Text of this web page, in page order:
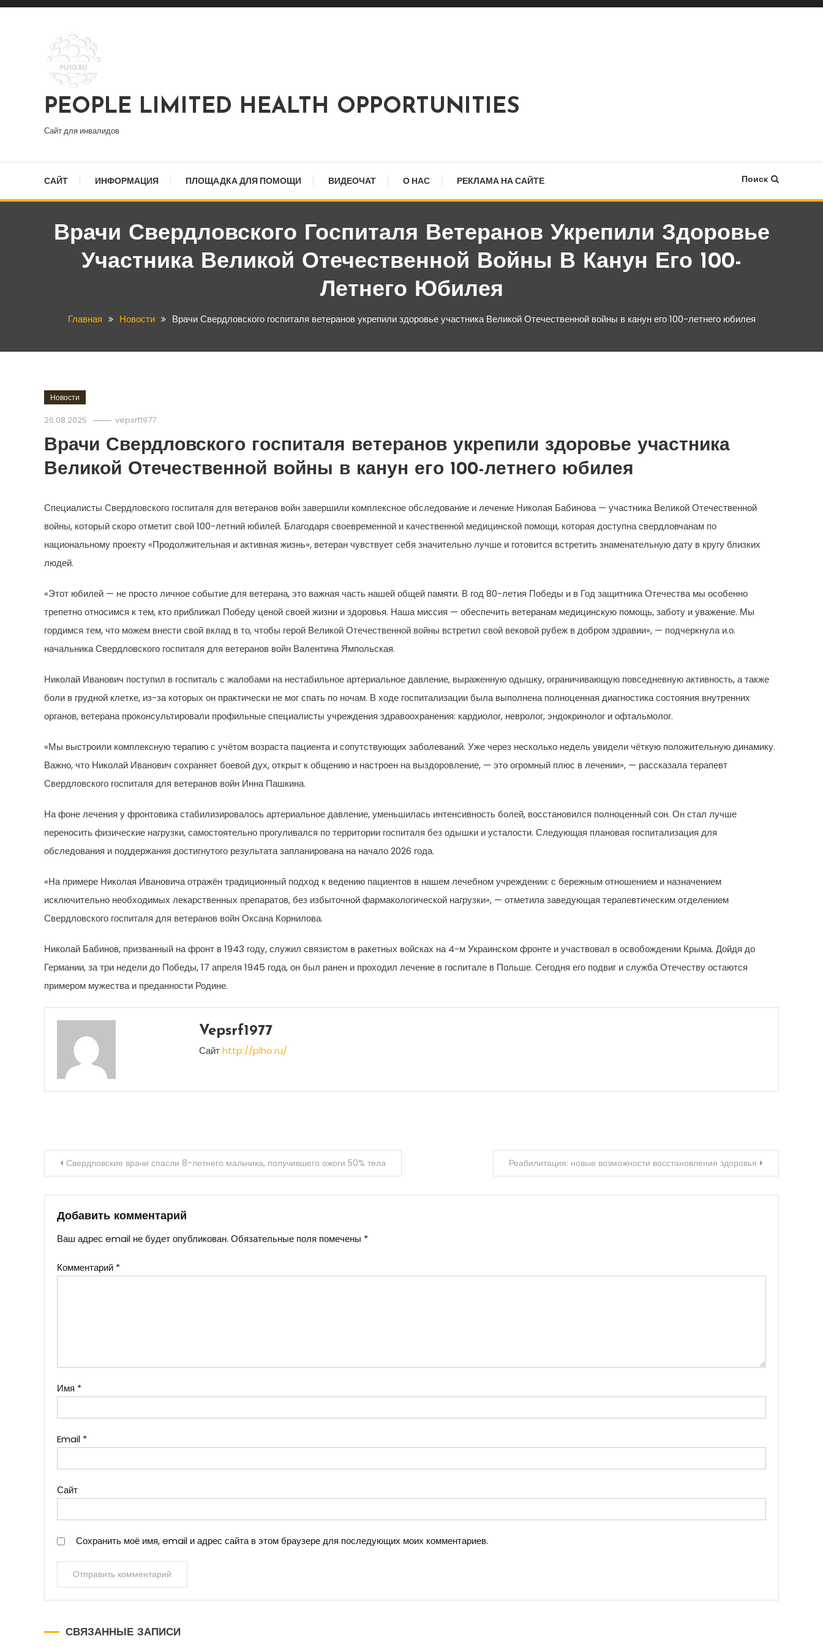
Перейти
содержимому
PEOPLE LIMITED HEALTH OPPORTUNITIES
Сайт для инвалидов
САЙТ ИНФОРМАЦИЯ ПЛОЩАДКА ДЛЯ ПОМОЩИ ВИДЕОЧАТ О НАС РЕКЛАМА НА САЙТЕ Поиск
Врачи Свердловского Госпиталя Ветеранов Укрепили Здоровье
Участника Великой Отечественной Войны В Канун Его 100-
Летнего Юбилея
Главная Новости Врачи Свердловского госпиталя ветеранов укрепили здоровье участника Великой Отечественной войны в канун его 100-летнего юбилея
Новости
26.08.2025 vepsrf1977
Врачи Свердловского госпиталя ветеранов укрепили здоровье участника
Великой Отечественной войны в канун его 100-летнего юбилея
Специалисты Свердловского госпиталя для ветеранов войн завершили комплексное обследование и лечение Николая Бабинова — участника Великой Отечественной
войны, который скоро отметит свой 100-летний юбилей. Благодаря своевременной и качественной медицинской помощи, которая доступна свердловчанам по
национальному проекту «Продолжительная и активная жизнь», ветеран чувствует себя значительно лучше и готовится встретить знаменательную дату в кругу близких
людей.
«Этот юбилей — не просто личное событие для ветерана, это важная часть нашей общей памяти. В год 80-летия Победы и в Год защитника Отечества мы особенно
трепетно относимся к тем, кто приближал Победу ценой своей жизни и здоровья. Наша миссия — обеспечить ветеранам медицинскую помощь, заботу и уважение. Мы
гордимся тем, что можем внести свой вклад в то, чтобы герой Великой Отечественной войны встретил свой вековой рубеж в добром здравии», — подчеркнула и.о.
начальника Свердловского госпиталя для ветеранов войн Валентина Ямпольская.
Николай Иванович поступил в госпиталь с жалобами на нестабильное артериальное давление, выраженную одышку, ограничивающую повседневную активность, а также
боли в грудной клетке, из-за которых он практически не мог спать по ночам. В ходе госпитализации была выполнена полноценная диагностика состояния внутренних
органов, ветерана проконсультировали профильные специалисты учреждения здравоохранения: кардиолог, невролог, эндокринолог и офтальмолог.
«Мы выстроили комплексную терапию с учётом возраста пациента и сопутствующих заболеваний. Уже через несколько недель увидели чёткую положительную динамику.
Важно, что Николай Иванович сохраняет боевой дух, открыт к общению и настроен на выздоровление, — это огромный плюс в лечении», — рассказала терапевт
Свердловского госпиталя для ветеранов войн Инна Пашкина.
На фоне лечения у фронтовика стабилизировалось артериальное давление, уменьшилась интенсивность болей, восстановился полноценный сон. Он стал лучше
переносить физические нагрузки, самостоятельно прогуливался по территории госпиталя без одышки и усталости. Следующая плановая госпитализация для
обследования и поддержания достигнутого результата запланирована на начало 2026 года.
«На примере Николая Ивановича отражён традиционный подход к ведению пациентов в нашем лечебном учреждении: с бережным отношением и назначением
исключительно необходимых лекарственных препаратов, без избыточной фармакологической нагрузки», — отметила заведующая терапевтическим отделением
Свердловского госпиталя для ветеранов войн Оксана Корнилова.
Николай Бабинов, призванный на фронт в 1943 году, служил связистом в ракетных войсках на 4-м Украинском фронте и участвовал в освобождении Крыма. Дойдя до
Германии, за три недели до Победы, 17 апреля 1945 года, он был ранен и проходил лечение в госпитале в Польше. Сегодня его подвиг и служба Отечеству остаются
примером мужества и преданности Родине.
Vepsrf1977
Сайт http://plho.ru/
Навигация
по
записям
Свердловские врачи спасли 8-летнего мальчика, получившего ожоги 50% тела Реабилитация: новые возможности восстановления здоровья
Добавить комментарий
Ваш адрес email не будет опубликован. Обязательные поля помечены *
Комментарий *
Имя *
Email *
Сайт
Сохранить моё имя, email и адрес сайта в этом браузере для последующих моих комментариев.
СВЯЗАННЫЕ ЗАПИСИ